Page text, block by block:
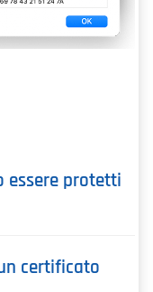
essere protetti
certificato